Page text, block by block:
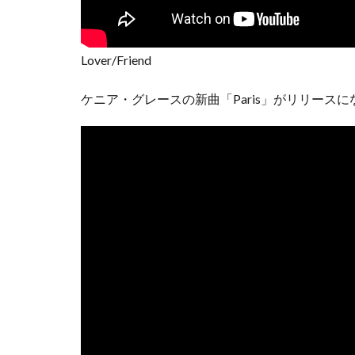
Lover/Friend
ケニア・グレースの新曲「Paris」がリリースに